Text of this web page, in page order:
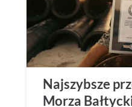
Najszybsze
Morza